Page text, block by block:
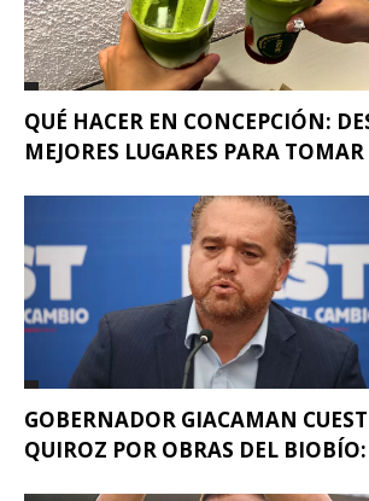
QUÉ HACER EN CONCEPCIÓN:
MEJORES LUGARES PARA TOMAR
GOBERNADOR GIACAMAN
QUIROZ POR OBRAS DEL BIOBÍO: